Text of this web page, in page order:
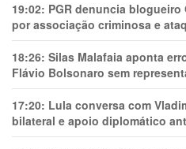
19:02: PGR denuncia
por associação criminosa e
18:26: Silas Malafaia aponta
Flávio Bolsonaro sem
17:20: Lula conversa com
bilateral e apoio diplomático